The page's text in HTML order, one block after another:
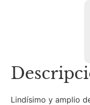
Lindísimo y amplio